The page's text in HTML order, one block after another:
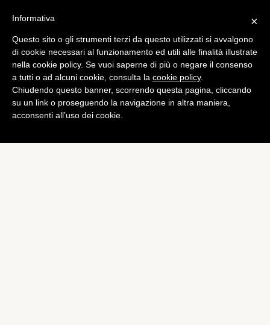
App
Todoist arriva su Android
Wear
di Redazione
×
Informativa
Questo sito o gli strumenti terzi da questo utilizzati si avvalgono
di cookie necessari al funzionamento ed utili alle finalità illustrate
nella cookie policy. Se vuoi saperne di più o negare il consenso
a tutti o ad alcuni cookie, consulta la cookie policy.
Chiudendo questo banner, scorrendo questa pagina, cliccando
su un link o proseguendo la navigazione in altra maniera,
acconsenti all’uso dei cookie.